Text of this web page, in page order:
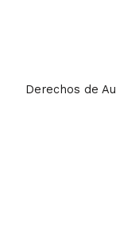
Derechos de